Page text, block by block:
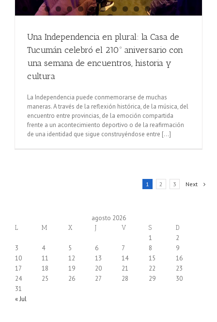
Una Independencia en plural: la Casa de
Tucumán celebró el 210º aniversario con
una semana de encuentros, historia y
cultura
La Independencia puede conmemorarse de muchas
maneras. A través de la reflexión histórica, de la música, del
encuentro entre provincias, de la emoción compartida
frente a un acontecimiento deportivo o de la reafirmación
de una identidad que sigue construyéndose entre [...]
1 2 3 Next
agosto 2026
L M X J V S D
« Jul
1
2
3
4 5 6 7 8
9
10
11 12 13 14 15
16
17
18 19 20 21 22
23
24
25 26 27 28 29
30
31